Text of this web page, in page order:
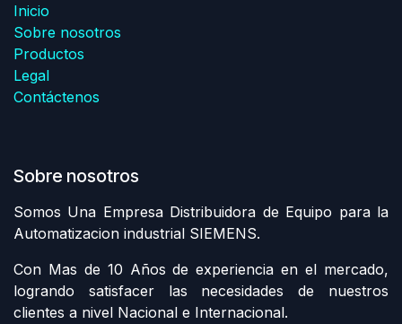
Inicio
Sobre nosotros
Productos
Legal
Contáctenos
Sobre nosotros
Somos Una Empresa Distribuidora de Equipo para la
Automatizacion industrial SIEMENS.
Con Mas de 10 Años de experiencia en el mercado,
logrando satisfacer las necesidades de nuestros
clientes a nivel Nacional e Internacional.